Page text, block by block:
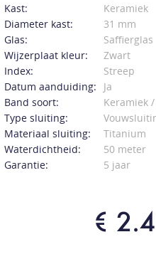
Kast:
Keramiek
Diameter kast:
31 mm
Glas:
Saffierglas
Wijzerplaat kleur:
Zwart
Index:
Streep
Datum aanduiding:
Ja
Band soort:
Keramiek
Type sluiting:
Materiaal sluiting:
Titanium
Waterdichtheid:
50 meter
Garantie:
5 jaar
€